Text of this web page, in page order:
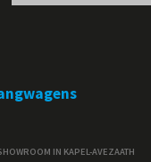
IN KAPEL-AVEZAATH